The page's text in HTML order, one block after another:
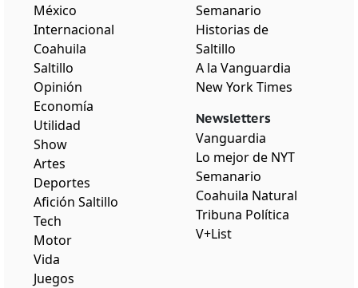
México
Internacional
Coahuila
Saltillo
Opinión
Economía
Utilidad
Show
Artes
Deportes
Afición Saltillo
Tech
Motor
Vida
Juegos
Semanario
Historias de
Saltillo
A la Vanguardia
New York Times
Newsletters
Vanguardia
Lo mejor de NYT
Semanario
Coahuila Natural
Tribuna Política
V+List